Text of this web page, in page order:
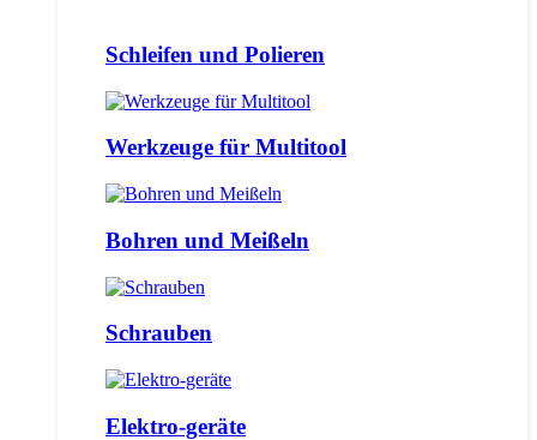
Schleifen und Polieren
Werkzeuge für Multitool
Bohren und Meißeln
Schrauben
Elektro-geräte